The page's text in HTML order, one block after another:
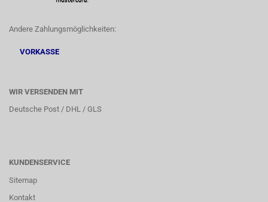
Andere Zahlungsmöglichkeiten:
VORKASSE
WIR VERSENDEN MIT
Deutsche Post / DHL / GLS
KUNDENSERVICE
Sitemap
Kontakt